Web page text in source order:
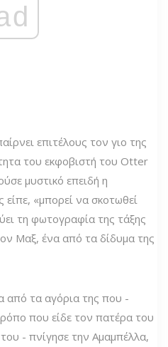
επιτέλους τον γιο της
του εκφοβιστή του Otter
μυστικό επειδή η
«μπορεί να σκοτωθεί
τη φωτογραφία της τάξης
Μαξ, ένα από τα δίδυμα της
από τα αγόρια της που -
που είδε τον πατέρα του
- πνίγησε την Αμαμπέλλα,